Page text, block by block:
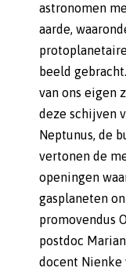
astronomen
aarde,
beeld
van ons eigen
deze schijven
Neptunus, de
vertonen de
openingen
gasplaneten
promovendus
postdoc
docent Nienke